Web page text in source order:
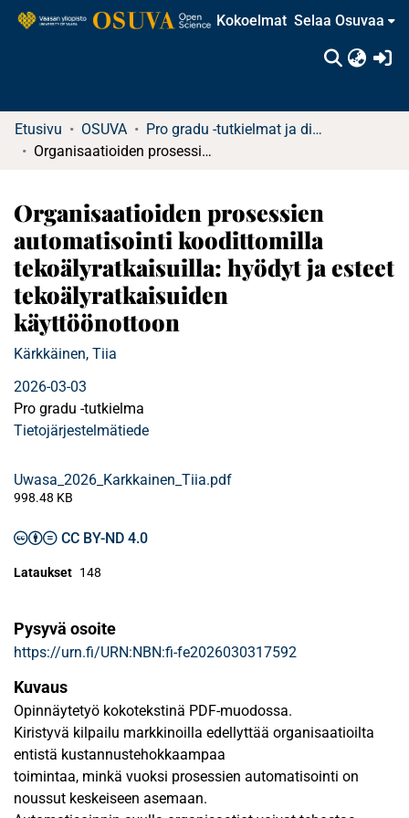
Kokoelmat Selaa Osuvaa
Etusivu OSUVA
Pro gradu -tutkielmat ja diplomityöt
Organisaatioiden prosessien automatisointi koodittomilla tekoälyratkaisuilla: hyödyt ja esteet tekoälyratkaisuiden käyttöönottoon
Organisaatioiden prosessien
automatisointi koodittomilla
tekoälyratkaisuilla: hyödyt ja esteet
tekoälyratkaisuiden
käyttöönottoon
Kärkkäinen, Tiia
2026-03-03
Pro gradu -tutkielma
Tietojärjestelmätiede
Uwasa_2026_Karkkainen_Tiia.pdf
998.48 KB
CC BY-ND 4.0
Lataukset 148
Pysyvä osoite
https://urn.fi/URN:NBN:fi-fe2026030317592
Kuvaus
Opinnäytetyö kokotekstinä PDF-muodossa.
Kiristyvä kilpailu markkinoilla edellyttää organisaatioilta
entistä kustannustehokkaampaa
toimintaa, minkä vuoksi prosessien automatisointi on
noussut keskeiseen asemaan.